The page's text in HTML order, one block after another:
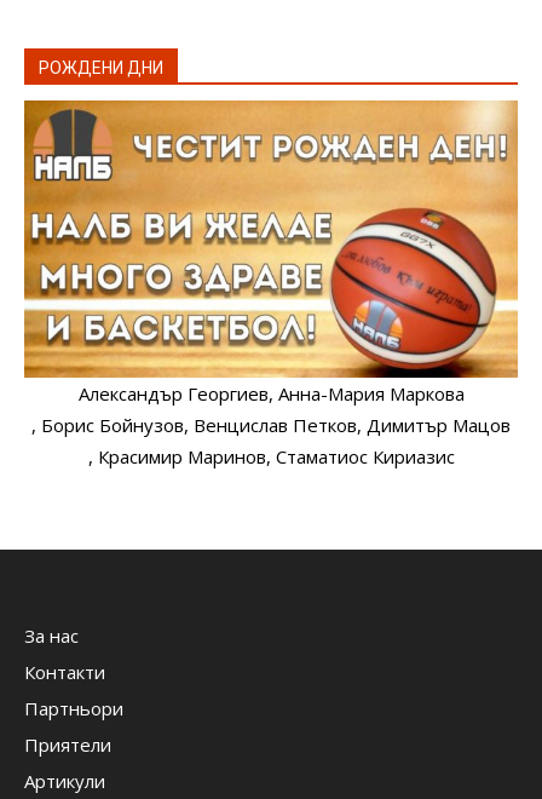
РОЖДЕНИ ДНИ
Александър Георгиев, Анна-Мария Маркова
, Борис Бойнузов, Венцислав Петков, Димитър Мацов
, Красимир Маринов, Стаматиос Кириазис
За нас
Контакти
Партньори
Приятели
Артикули